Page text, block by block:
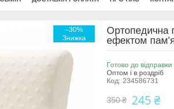
–30%
Ортопедична
ефектом
Готово до відправки
Оптом і в роздріб
Код: 234586731
350 ₴ 245 ₴